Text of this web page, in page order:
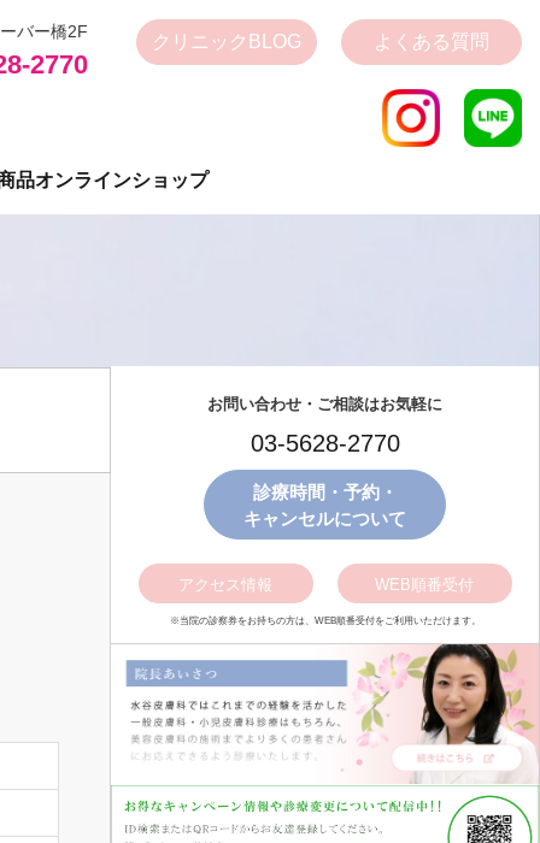
バー橋2F
2770
クリニック BLOG よくある質問
品オンラインショップ
お問い合わせ・ご相談はお気軽に
03-5628-2770
診療時間・予約・
キャンセルについて
アクセス情報 WEB順番受付
※当院の診察券をお持ちの方は、WEB順番受付をご利用いただけます。